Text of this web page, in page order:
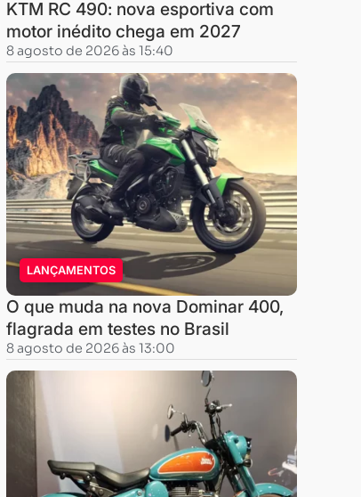
KTM RC 490: nova esportiva com
motor inédito chega em 2027
8 agosto de 2026 às 15:40
LANÇAMENTOS
O que muda na nova Dominar 400,
flagrada em testes no Brasil
8 agosto de 2026 às 13:00